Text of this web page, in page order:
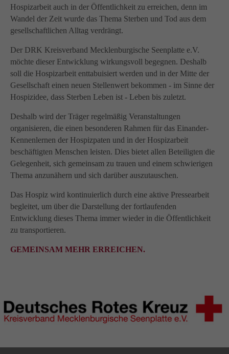
Hospizarbeit auch in der Öffentlichkeit zu erreichen, denn im
Wandel der Zeit wurde das Thema Sterben und Tod aus dem
gesellschaftlichen Alltag verdrängt.
Der DRK Kreisverband Mecklenburgische Seenplatte e.V.
möchte dieser Entwicklung wirkungsvoll begegnen. Deshalb
soll die Hospizarbeit enttabuisiert werden und in der Mitte der
Gesellschaft einen neuen Stellenwert bekommen - im Sinne der
Hospizidee, dass Sterben Leben ist - Leben bis zuletzt.
Deshalb wird der Träger regelmäßig Veranstaltungen
organisieren, die einen besonderen Rahmen für das Einander-
Kennenlernen der Hospizpaten und in der Hospizarbeit
beschäftigten Menschen leisten. Dies bietet allen Beteiligten die
Gelegenheit, sich gemeinsam zu trauen und einem schwierigen
Thema anzunähern und sich darüber auszutauschen.
Das Hospiz wird kontinuierlich durch eine aktive Pressearbeit
begleitet, um über die Darstellung der fortlaufenden
Entwicklung dieses Thema immer wieder in die Öffentlichkeit
zu transportieren.
GEMEINSAM MEHR ERREICHEN.